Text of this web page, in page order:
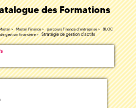
des Formations
Master Finance parcours Finance d'entreprise
BLOC
gestion financière
Stratégie de gestion d'actifs